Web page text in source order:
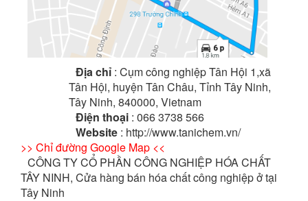
Địa chỉ : Cụm công nghiệp Tân Hội 1,xã
Tân Hội, huyện Tân Châu, Tỉnh Tây Ninh,
Tây Ninh, 840000, Vietnam
Điện thoại : 066 3738 566
Website : http://www.tanichem.vn/
>> Chỉ đường Google Map <<
CÔNG TY CỔ PHẦN CÔNG NGHIỆP HÓA CHẤT
TÂY NINH, Cửa hàng bán hóa chất công nghiệp ở tại
Tây Ninh